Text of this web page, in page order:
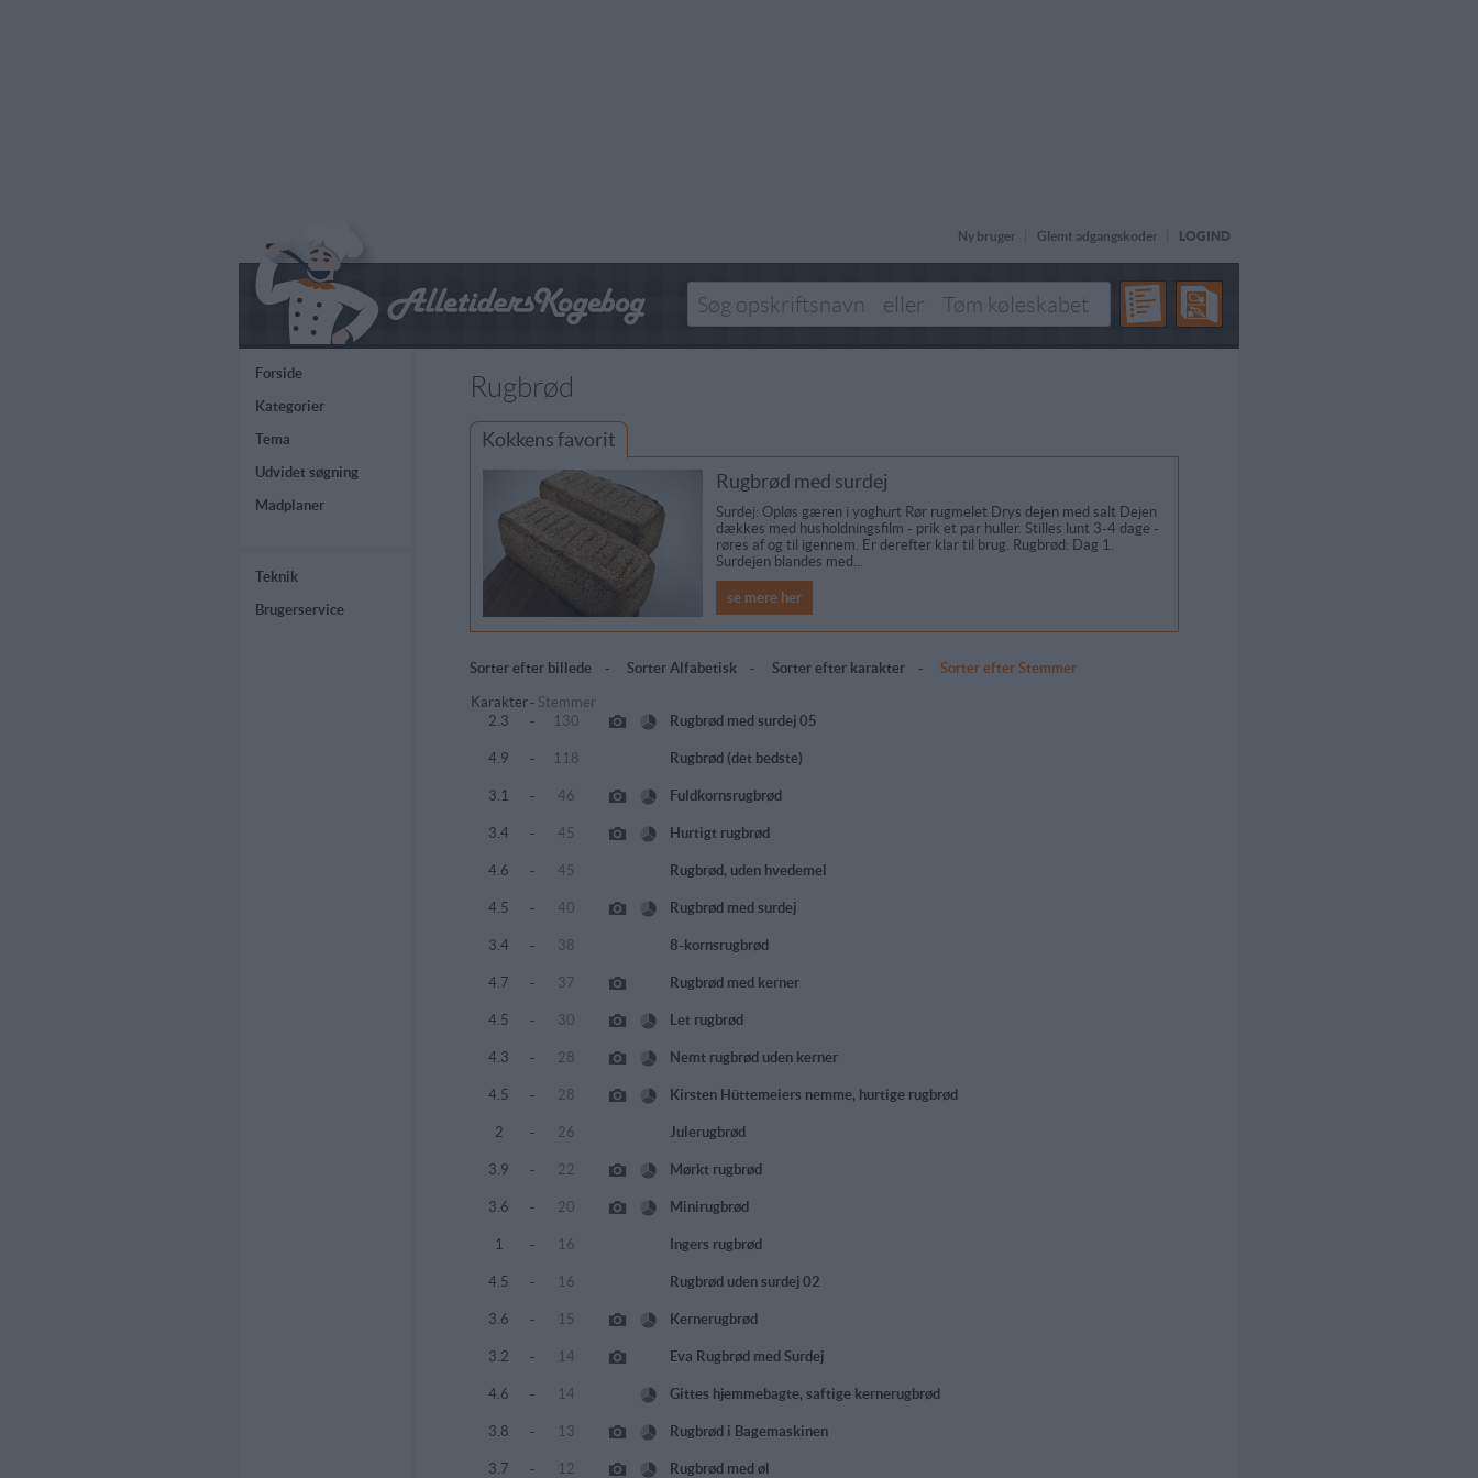
Ny bruger Glemt adgangskoder LOGIND
Forside
Kategorier
Tema
Udvidet søgning
Madplaner
Teknik
Brugerservice
Rugbrød
Kokkens favorit
Rugbrød med surdej
Surdej: Opløs gæren i yoghurt Rør rugmelet Drys dejen med salt Dejen
dækkes med husholdningsfilm - prik et par huller. Stilles lunt 3-4 dage -
røres af og til igennem. Er derefter klar til brug. Rugbrød: Dag 1.
Surdejen blandes med...
se mere her
Sorter efter billede- Sorter Alfabetisk- Sorter efter karakter- Sorter efter Stemmer
Karakter - Stemmer
2.3
- 130 Rugbrød med surdej 05
4.9 - 118 Rugbrød (det bedste)
3.1 - 46 Fuldkornsrugbrød
3.4 - 45 Hurtigt rugbrød
4.6 - 45 Rugbrød, uden hvedemel
4.5 - 40 Rugbrød med surdej
3.4 - 38 8-kornsrugbrød
4.7 - 37 Rugbrød med kerner
4.5 - 30 Let rugbrød
4.3 - 28 Nemt rugbrød uden kerner
4.5 - 28 Kirsten Hüttemeiers nemme, hurtige rugbrød
2 - 26 Julerugbrød
3.9 - 22 Mørkt rugbrød
3.6 - 20 Minirugbrød
1 - 16 Ingers rugbrød
4.5 - 16 Rugbrød uden surdej 02
3.6 - 15 Kernerugbrød
3.2 - 14 Eva Rugbrød med Surdej
4.6 - 14 Gittes hjemmebagte, saftige kernerugbrød
3.8 - 13 Rugbrød i Bagemaskinen
3.7 - 12 Rugbrød med øl